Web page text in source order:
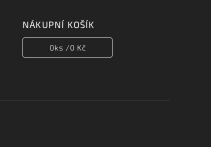
NÁKUPNÍ KOŠÍK
0ks /0 Kč